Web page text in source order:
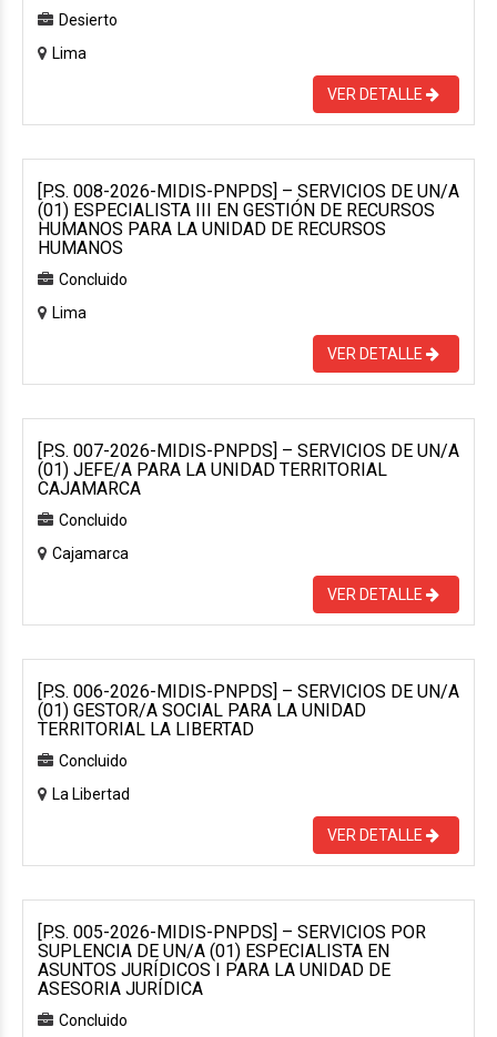
Desierto
Lima
VER DETALLE
[P.S. 008-2026-MIDIS-PNPDS] – SERVICIOS DE UN/A
(01) ESPECIALISTA III EN GESTIÓN DE RECURSOS
HUMANOS PARA LA UNIDAD DE RECURSOS
HUMANOS
Concluido
Lima
VER DETALLE
[P.S. 007-2026-MIDIS-PNPDS] – SERVICIOS DE UN/A
(01) JEFE/A PARA LA UNIDAD TERRITORIAL
CAJAMARCA
Concluido
Cajamarca
VER DETALLE
[P.S. 006-2026-MIDIS-PNPDS] – SERVICIOS DE UN/A
(01) GESTOR/A SOCIAL PARA LA UNIDAD
TERRITORIAL LA LIBERTAD
Concluido
La Libertad
VER DETALLE
[P.S. 005-2026-MIDIS-PNPDS] – SERVICIOS POR
SUPLENCIA DE UN/A (01) ESPECIALISTA EN
ASUNTOS JURÍDICOS I PARA LA UNIDAD DE
ASESORIA JURÍDICA
Concluido